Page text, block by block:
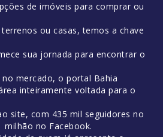
de imóveis para comprar ou
ou casas, temos a chave
sua jornada para encontrar o
mercado, o portal Bahia
inteiramente voltada para o
site, com 435 mil seguidores no
milhão no Facebook.